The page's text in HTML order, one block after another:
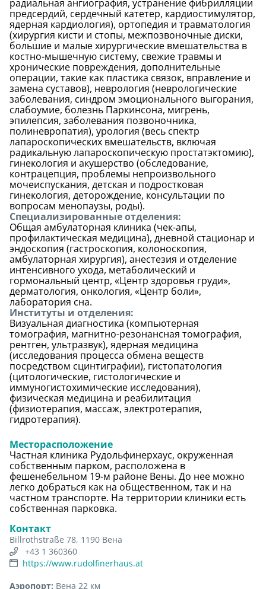
радиальная ангиография, устранение фибрилляции
предсердий, сердечный катетер, кардиостимулятор,
ядерная кардиология), ортопедия и травматология
(хирургия кисти и стопы, межпозвоночные диски,
большие и малые хирургические вмешательства в
костно-мышечную систему, свежие травмы и
хронические повреждения, дополнительные
операции, такие как пластика связок, вправление и
замена суставов), неврология (неврологические
заболевания, синдром эмоционального выгорания,
слабоумие, болезнь Паркинсона, мигрень,
эпилепсия, заболевания позвоночника,
полиневропатия), урология (весь спектр
лапароскопических вмешательств, включая
радикальную лапароскопическую простатэктомию),
гинекология и акушерство (обследование,
контрацепция, проблемы непроизвольного
мочеиспускания, детская и подростковая
гинекология, деторождение, консультации по
вопросам менопаузы, роды).
Специализированные отделения:
Общая амбулаторная клиника (чек-апы,
профилактическая медицина), дневной стационар и
эндоскопия (гастроскопия, колоноскопия,
амбулаторная хирургия), анестезия и отделение
интенсивного ухода, метаболический и
гормональный центр, «Центр здоровья груди»,
дерматология, онкология, «Центр боли»,
лаборатория сна.
Институты и отделения:
Визуальная диагностика (компьютерная
томография, магнитно-резонансная томография,
рентген, ультразвук), ядерная медицина
(исследования процесса обмена веществ
посредством сцинтиграфии), гистопатология
(цитологические, гистологические и
иммуногистохимические исследования),
физическая медицина и реабилитация
(физиотерапия, массаж, электротерапия,
гидротерапия).
Месторасположение
Частная клиника Рудольфинерхаус, окруженная
собственным парком, расположена в
фешенебельном 19-м районе Вены. До нее можно
легко добраться как на общественном, так и на
частном транспорте. На территории клиники есть
собственная парковка.
Контакт
Billrothstraße 78, 1190 Вена
+43 1 360360
https://www.rudolfinerhaus.at
Аэропорт: Вена 22 км